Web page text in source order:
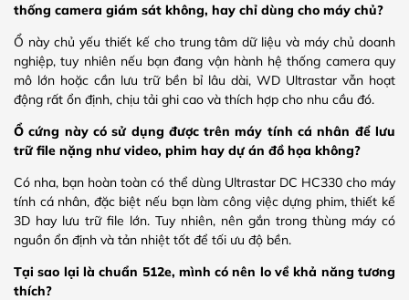
thống camera giám sát không, hay chỉ dùng cho máy chủ?
Ổ này chủ yếu thiết kế cho trung tâm dữ liệu và máy chủ doanh
nghiệp, tuy nhiên nếu bạn đang vận hành hệ thống camera quy
mô lớn hoặc cần lưu trữ bền bỉ lâu dài, WD Ultrastar vẫn hoạt
động rất ổn định, chịu tải ghi cao và thích hợp cho nhu cầu đó.
Ổ cứng này có sử dụng được trên máy tính cá nhân để lưu
trữ file nặng như video, phim hay dự án đồ họa không?
Có nha, bạn hoàn toàn có thể dùng Ultrastar DC HC330 cho máy
tính cá nhân, đặc biệt nếu bạn làm công việc dựng phim, thiết kế
3D hay lưu trữ file lớn. Tuy nhiên, nên gắn trong thùng máy có
nguồn ổn định và tản nhiệt tốt để tối ưu độ bền.
Tại sao lại là chuẩn 512e, mình có nên lo về khả năng tương
thích?